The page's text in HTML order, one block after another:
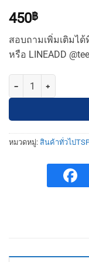
450฿
สอบถามเพิ่มเติมได้
หรือ LINEADD
จำนวน TSP โคมไฟกั
หมวดหมู่: สินค้าทั่วไป